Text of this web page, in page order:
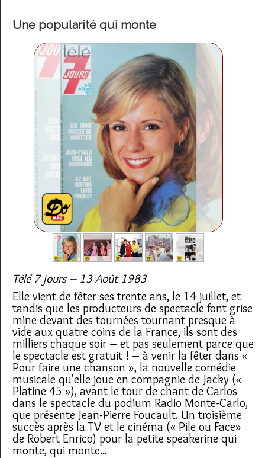
Une popularité qui monte
Télé 7 jours – 13 Août 1983
Elle vient de fêter ses trente ans, le 14 juillet, et
tandis que les producteurs de spectacle font grise
mine devant des tournées tournant presque à
vide aux quatre coins de la France, ils sont des
milliers chaque soir – et pas seulement parce que
le spectacle est gratuit ! – à venir la fêter dans «
Pour faire une chanson », la nouvelle comédie
musicale qu'elle joue en compagnie de Jacky («
Platine 45 »), avant le tour de chant de Carlos
dans le spectacle du podium Radio Monte-Carlo,
que présente Jean-Pierre Foucault. Un troisième
succès après la TV et le cinéma (« Pile ou Face»
de Robert Enrico) pour la petite speakerine qui
monte, qui monte...